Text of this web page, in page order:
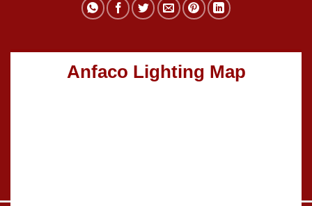
Anfaco Lighting Map